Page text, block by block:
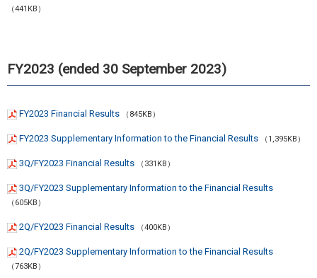
（441KB）
FY2023 (ended 30 September 2023)
FY2023 Financial Results （845KB）
FY2023 Supplementary Information to the Financial Results （1,395KB）
3Q/FY2023 Financial Results （331KB）
3Q/FY2023 Supplementary Information to the Financial Results
（605KB）
2Q/FY2023 Financial Results （400KB）
2Q/FY2023 Supplementary Information to the Financial Results
（763KB）